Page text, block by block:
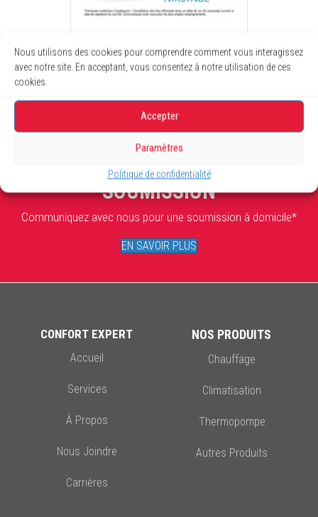
Nous utilisons des cookies pour comprendre comment vous interagissez
avec notre site. En acceptant, vous consentez à notre utilisation de ces
cookies.
Accepter
Paramètres
Politique de confidentialité
Promotion
Valide jusqu’au 31 août 2026.
SOUMISSION
Communiquez avec nous pour une soumission à domicile*
EN SAVOIR PLUS
CONFORT EXPERT
Accueil
Services
À Propos
Nous Joindre
Carrières
NOS PRODUITS
Chauffage
Climatisation
Thermopompe
Autres Produits